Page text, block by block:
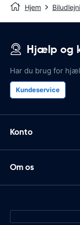
Hjem
Hjælp og
Har du brug for
Kundeservice
Konto
Om os